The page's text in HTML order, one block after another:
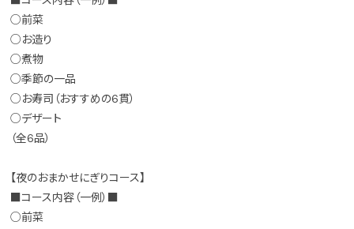
○前菜
○お造り
○煮物
○季節の一品
○お寿司（おすすめの6貫）
○デザート
（全6品）
【夜のおまかせにぎりコース】
■コース内容（一例）■
○前菜